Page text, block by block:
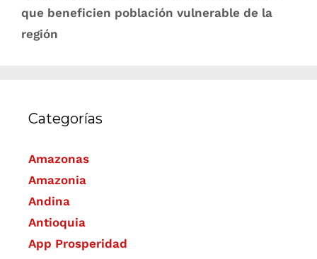
que beneficien población vulnerable de la
región
Categorías
Amazonas
Amazonia
Andina
Antioquia
App Prosperidad